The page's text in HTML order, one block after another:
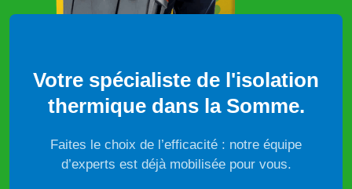
Votre spécialiste de l'isolation
thermique dans la Somme.
Faites le choix de l’efficacité : notre équipe
d’experts est déjà mobilisée pour vous.